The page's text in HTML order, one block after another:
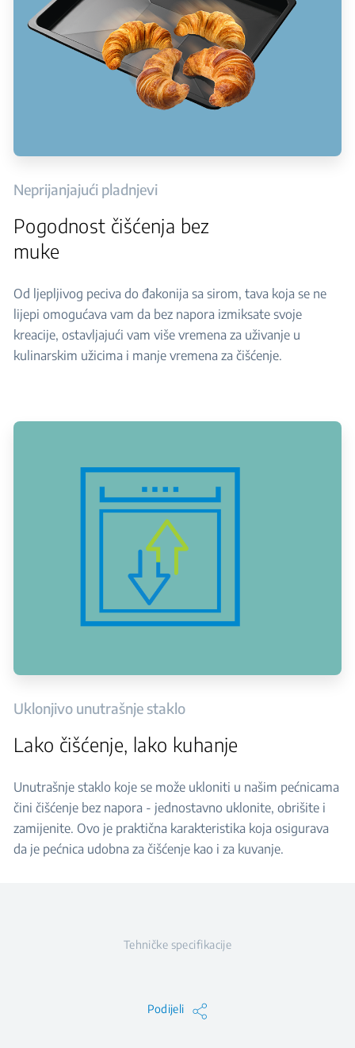
Neprijanjajući pladnjevi
Pogodnost čišćenja bez
muke
Od ljepljivog peciva do đakonija sa sirom, tava koja se ne
lijepi omogućava vam da bez napora izmiksate svoje
kreacije, ostavljajući vam više vremena za uživanje u
kulinarskim užicima i manje vremena za čišćenje.
Uklonjivo unutrašnje staklo
Lako čišćenje, lako kuhanje
Unutrašnje staklo koje se može ukloniti u našim pećnicama
čini čišćenje bez napora - jednostavno uklonite, obrišite i
zamijenite. Ovo je praktična karakteristika koja osigurava
da je pećnica udobna za čišćenje kao i za kuvanje.
Tehničke specifikacije
Podijeli